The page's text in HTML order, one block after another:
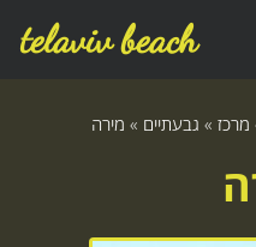
telaviv beach
מרכז » גבעתיים » מירה